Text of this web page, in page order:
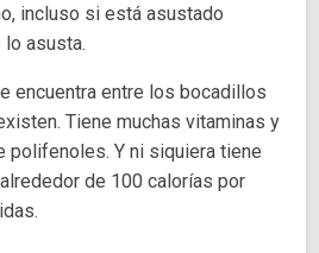
incluso si está asustado
asusta.
encuentra entre los bocadillos
Tiene muchas vitaminas y
polifenoles. Y ni siquiera tiene
de 100 calorías por